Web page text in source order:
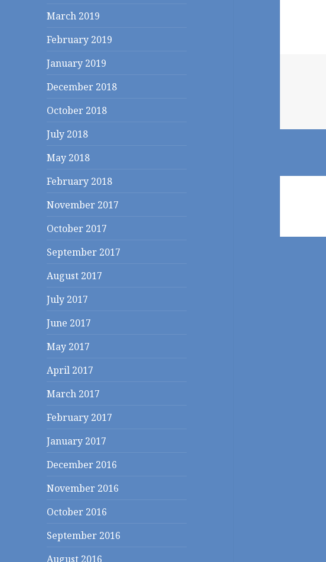
March 2019
February 2019
January 2019
December 2018
October 2018
July 2018
May 2018
February 2018
November 2017
October 2017
September 2017
August 2017
July 2017
June 2017
May 2017
April 2017
March 2017
February 2017
January 2017
December 2016
November 2016
October 2016
September 2016
August 2016